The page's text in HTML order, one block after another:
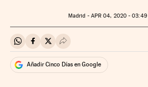
Madrid - APR 04, 2020 - 03:49
Compartir en Whatsapp
Compartir en Facebook
Compartir en Twitter
Desplegar Redes Sociales
Añadir Cinco Días en Google